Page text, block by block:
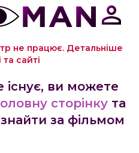
не працює. Детальніше
та сайті
існує, ви можете
сторінку та
за фільмом